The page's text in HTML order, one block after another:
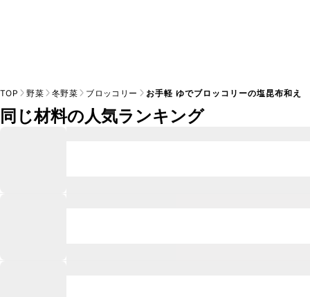
TOP 野菜 冬野菜 ブロッコリー お手軽 ゆでブロッコリーの塩昆布和え
同じ材料の人気ランキング